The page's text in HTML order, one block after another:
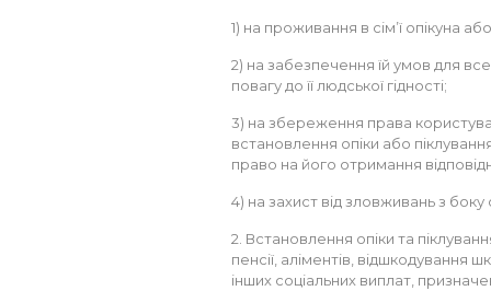
1) на проживання в сім’ї опікуна
2) на забезпечення їй умов для
повагу до її людської гідності;
3) на збереження права
встановлення опіки або
право на його отримання
4) на захист від зловживань з боку
2. Встановлення опіки та
пенсії, аліментів, відшкодування
інших соціальних виплат,